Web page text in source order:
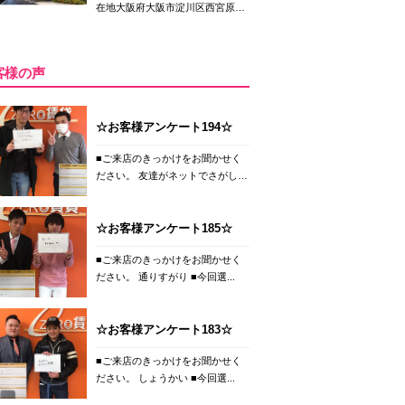
在地大阪府大阪市淀川区西宮原
様の声
☆お客様アンケート194☆
■ご来店のきっかけをお聞かせく
ださい。 友達がネットでさがし
☆お客様アンケート185☆
■ご来店のきっかけをお聞かせく
ださい。 通りすがり ■今回選...
☆お客様アンケート183☆
■ご来店のきっかけをお聞かせく
ださい。 しょうかい ■今回選...